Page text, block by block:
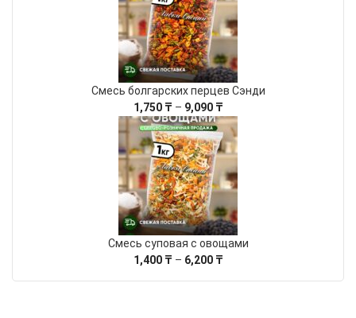
–
4,130 ₸
Смесь болгарских перцев Сэнди
1,750 ₸ – 9,090 ₸Диапазон
цен:
1,750 ₸
–
9,090 ₸
Смесь суповая с овощами
1,400 ₸ – 6,200 ₸Диапазон